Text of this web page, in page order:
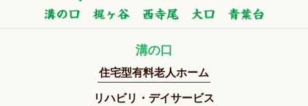
溝の口
住宅型有料老人ホーム
リハビリ・デイサービス